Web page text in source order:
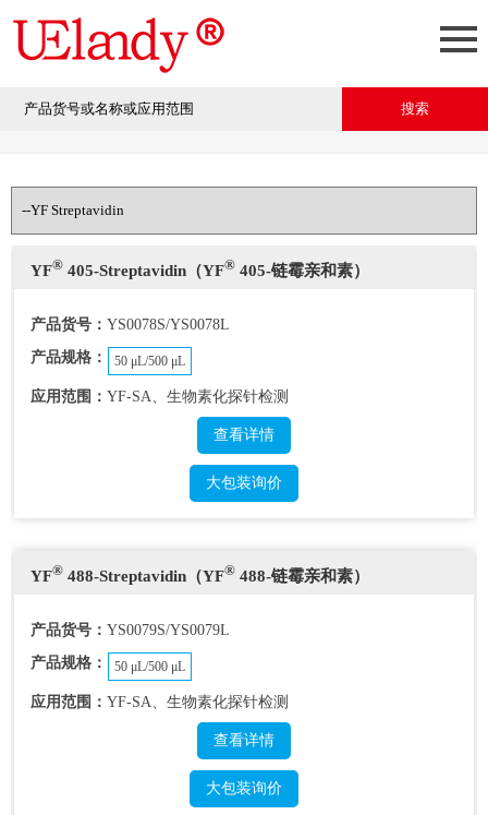
YF® 405-Streptavidin（YF® 405-链霉亲和素）
产品货号： YS0078S/YS0078L
产品规格：
50 μL/500 μL
应用范围： YF-SA、生物素化探针检测
查看详情
大包装询价
YF® 488-Streptavidin（YF® 488-链霉亲和素）
产品货号： YS0079S/YS0079L
产品规格：
50 μL/500 μL
应用范围： YF-SA、生物素化探针检测
查看详情
大包装询价